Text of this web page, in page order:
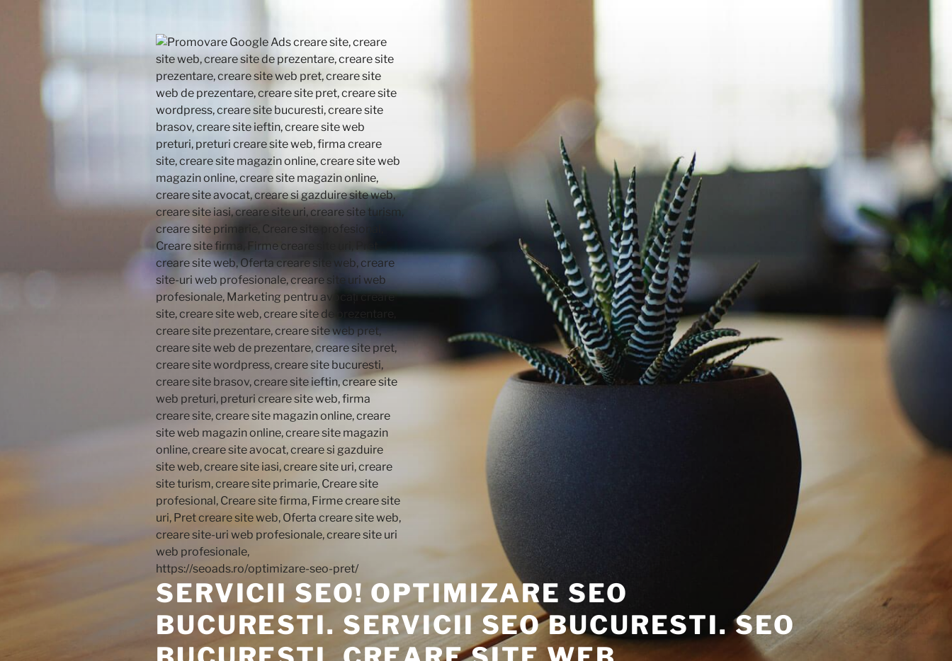
SERVICII SEO! OPTIMIZARE SEO
BUCURESTI. SERVICII SEO BUCURESTI. SEO